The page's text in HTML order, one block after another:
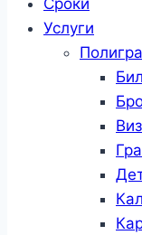
Услуги